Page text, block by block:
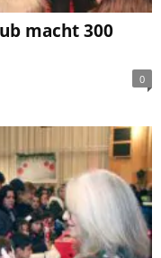
macht 300
0